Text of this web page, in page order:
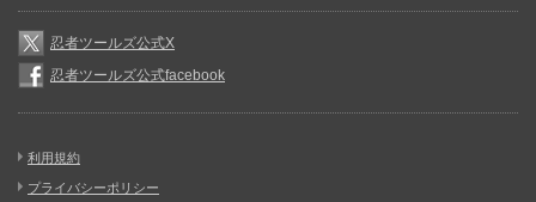
忍者ツールズ公式X
忍者ツールズ公式facebook
利用規約
プライバシーポリシー